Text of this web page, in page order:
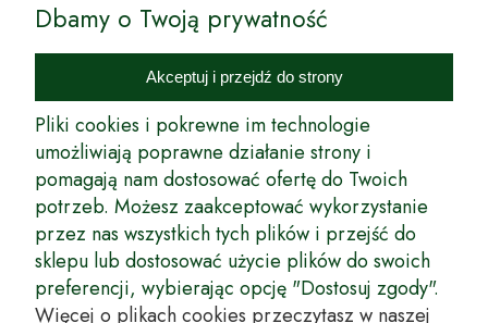
Internetowy Sklep Ogrodniczy Podkarpackie Sady to inicjatywa
podkarpackich szkółkarzy, której zamierzeniem jest wprowadzenie na
rynek wysokiej jakości drzewek owocowych, drzewek ozdobnych oraz
innych produktów pozwalających na uprawianie zarówno małych, jak
i dużych sadów oraz ogrodów.
Wspólnie stworzyliśmy dla Państwa kompleksową ofertę - wspaniałe
produkty, dary ziemi ze szkółek drzewek ozdobnych i owocowych,
których tradycje sięgają roku 1953. Drzewka produkowane są
z najwyższą starannością przez trzecie pokolenie plantatorów.
Długoletnie Doświadczenie sprawiło, że wszystkie drzewka cechuje
duża odporność na zmienne warunki atmosferyczne naszego klimatu
oraz niezwykły urodzaj. W ofercie naszego internetowego sklepu
Dbamy o Twoją prywatność
Akceptuj i przejdź do strony
Pliki cookies i pokrewne im technologie
umożliwiają poprawne działanie strony i
pomagają nam dostosować ofertę do Twoich
potrzeb. Możesz zaakceptować wykorzystanie
przez nas wszystkich tych plików i przejść do
sklepu lub dostosować użycie plików do swoich
preferencji, wybierając opcję "Dostosuj zgody".
Więcej o plikach cookies przeczytasz w naszej